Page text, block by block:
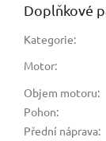
Doplňkové
Kategorie:
Motor:
Objem motoru:
Pohon:
Přední náprava: